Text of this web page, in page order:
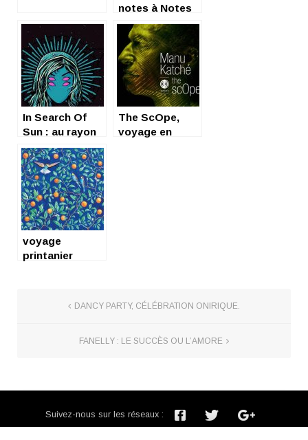
bienfaisant
notes à Notes
en vert !
In Search Of
Sun : au rayon
des produits
chauds
The ScOpe,
voyage en
voyage
printanier
DANCY PARTY, CÉLÉBRATION ONIRIQUE.
FANELLY : LE SUCCÈS OU L’AMORE
Suivez-nous sur les réseaux :